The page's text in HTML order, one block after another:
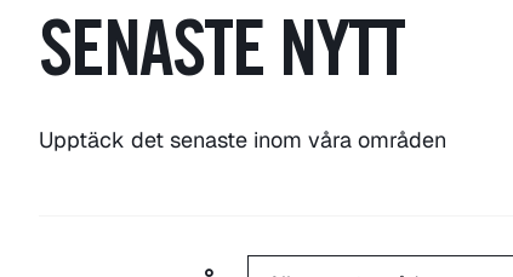
SENASTE NYTT
Upptäck det senaste inom våra områden